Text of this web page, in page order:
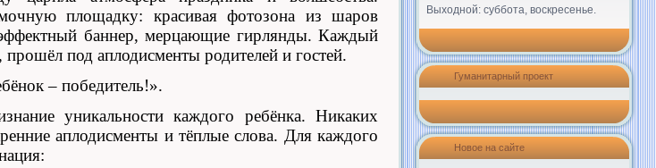
площадку: красивая фотозона из шаров
эффектный баннер, мерцающие гирлянды. Каждый
прошёл под аплодисменты родителей и гостей.
– победитель!».
уникальности каждого ребёнка. Никаких
аплодисменты и тёплые слова. Для каждого
Выходной: суббота, воскресенье.
Гуманитарный проект
Новое на сайте